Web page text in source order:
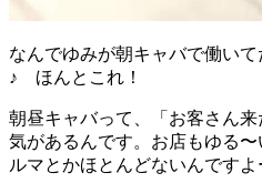
なんでゆみが朝キャバで働い
♪ ほんとこれ！
朝昼キャバって、「お客さん
気があるんです。お店もゆる
ルマとかほとんどないんですよ